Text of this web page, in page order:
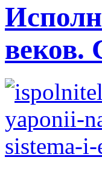
веков.